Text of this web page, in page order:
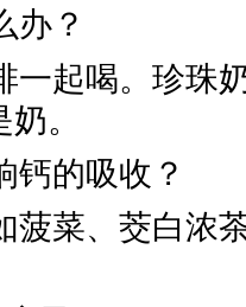
办？
一起喝。珍珠
。
钙的吸收？
菠菜、茭白浓